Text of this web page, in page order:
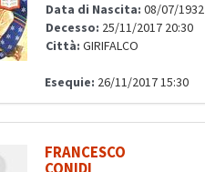
Data di Nascita: 08/07/1932
Decesso: 25/11/2017 20:30
Città: GIRIFALCO
Esequie: 26/11/2017 15:30
FRANCESCO